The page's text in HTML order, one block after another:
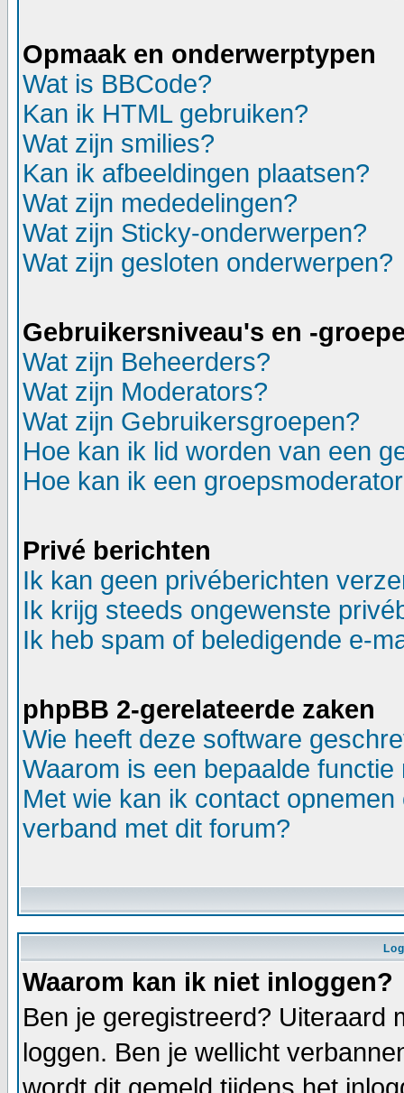
Opmaak en onderwerptypen
Wat is BBCode?
Kan ik HTML gebruiken?
Wat zijn smilies?
Kan ik afbeeldingen plaatsen?
Wat zijn mededelingen?
Wat zijn Sticky-onderwerpen?
Wat zijn gesloten onderwerpen?
Gebruikersniveau's en -
Wat zijn Beheerders?
Wat zijn Moderators?
Wat zijn Gebruikersgroepen?
Hoe kan ik lid worden van een
Hoe kan ik een
Privé berichten
Ik kan geen privéberichten
Ik krijg steeds ongewenste
Ik heb spam of beledigende e-
phpBB 2-gerelateerde zaken
Wie heeft deze software
Waarom is een bepaalde
Met wie kan ik contact
verband met dit forum?
Waarom kan ik niet inloggen?
Ben je geregistreerd? Uiteraard
loggen. Ben je wellicht